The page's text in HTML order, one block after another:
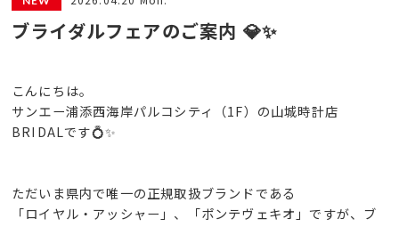
ブライダルフェアのご案内 💎✨
こんにちは。
サンエー浦添西海岸パルコシティ（1F）の山城時計店
BRIDALです💍✨
ただいま県内で唯一の正規取扱ブランドである
「ロイヤル・アッシャー」、「ポンテヴェキオ」ですが、ブ